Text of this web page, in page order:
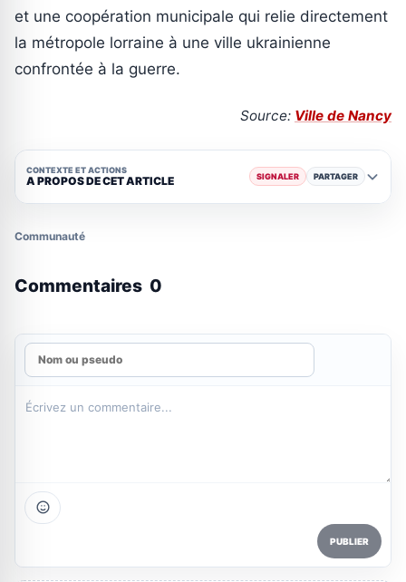
et une coopération municipale qui relie directement
la métropole lorraine à une ville ukrainienne
confrontée à la guerre.
Source: Ville de Nancy
CONTEXTE ET ACTIONS
A PROPOS DE CET ARTICLE SIGNALER PARTAGER
Communauté
Commentaires 0
PUBLIER